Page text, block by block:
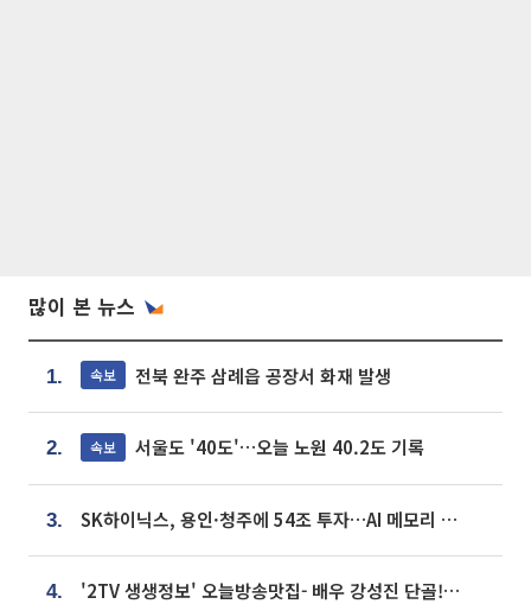
많이 본 뉴스
1. 속보 전북 완주 삼례읍 공장서 화재 발생
2. 속보 서울도 '40도'…오늘 노원 40.2도 기록
3. SK하이닉스, 용인·청주에 54조 투자…AI 메모리 생산기지 키운다
4. '2TV 생생정보' 오늘방송맛집- 배우 강성진 단골! 쌀국수ㆍ푸팟퐁 커리 맛집 '블○○○'